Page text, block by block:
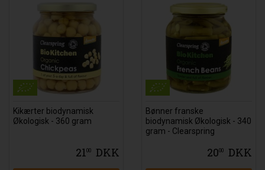
Kikærter biodynamisk
Økologisk - 360 gram
21 00 DKK
Bønner franske
biodynamisk Økologisk - 340
gram - Clearspring
2000 DKK